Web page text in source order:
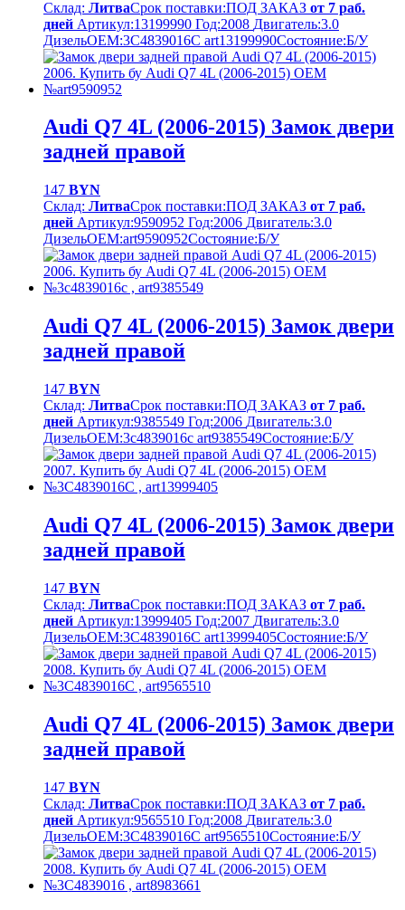
Склад: ЛитваСрок поставки:ПОД ЗАКАЗ от 7 раб.
дней Артикул:13199990 Год:2008 Двигатель:3.0
ДизельOEM:3C4839016C art13199990Cостояние:Б/У
Audi Q7 4L (2006-2015) Замок двери
задней правой
147 BYN
Склад: ЛитваСрок поставки:ПОД ЗАКАЗ от 7 раб.
дней Артикул:9590952 Год:2006 Двигатель:3.0
ДизельOEM:art9590952Cостояние:Б/У
Audi Q7 4L (2006-2015) Замок двери
задней правой
147 BYN
Склад: ЛитваСрок поставки:ПОД ЗАКАЗ от 7 раб.
дней Артикул:9385549 Год:2006 Двигатель:3.0
ДизельOEM:3c4839016c art9385549Cостояние:Б/У
Audi Q7 4L (2006-2015) Замок двери
задней правой
147 BYN
Склад: ЛитваСрок поставки:ПОД ЗАКАЗ от 7 раб.
дней Артикул:13999405 Год:2007 Двигатель:3.0
ДизельOEM:3C4839016C art13999405Cостояние:Б/У
Audi Q7 4L (2006-2015) Замок двери
задней правой
147 BYN
Склад: ЛитваСрок поставки:ПОД ЗАКАЗ от 7 раб.
дней Артикул:9565510 Год:2008 Двигатель:3.0
ДизельOEM:3C4839016C art9565510Cостояние:Б/У